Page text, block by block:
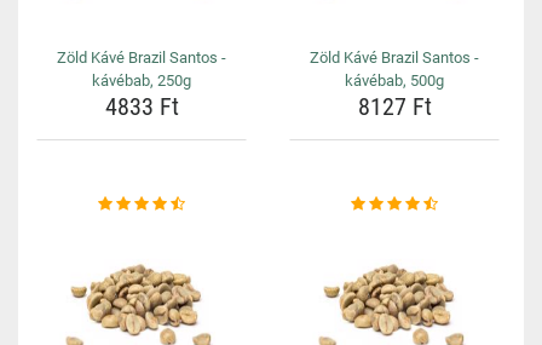
Zöld Kávé Brazil Santos -
kávébab, 250g
4833 Ft
Zöld Kávé Brazil Santos -
kávébab, 500g
8127 Ft